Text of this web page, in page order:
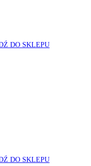
DO SKLEPU
DO SKLEPU